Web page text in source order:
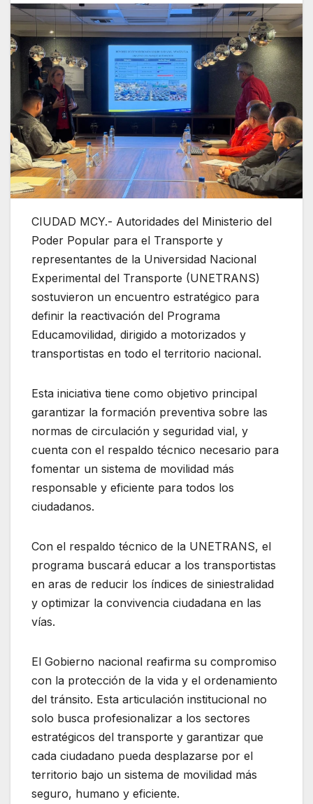
CIUDAD MCY.- Autoridades del Ministerio del
Poder Popular para el Transporte y
representantes de la Universidad Nacional
Experimental del Transporte (UNETRANS)
sostuvieron un encuentro estratégico para
definir la reactivación del Programa
Educamovilidad, dirigido a motorizados y
transportistas en todo el territorio nacional.
Esta iniciativa tiene como objetivo principal
garantizar la formación preventiva sobre las
normas de circulación y seguridad vial, y
cuenta con el respaldo técnico necesario para
fomentar un sistema de movilidad más
responsable y eficiente para todos los
ciudadanos.
Con el respaldo técnico de la UNETRANS, el
programa buscará educar a los transportistas
en aras de reducir los índices de siniestralidad
y optimizar la convivencia ciudadana en las
vías.
El Gobierno nacional reafirma su compromiso
con la protección de la vida y el ordenamiento
del tránsito. Esta articulación institucional no
solo busca profesionalizar a los sectores
estratégicos del transporte y garantizar que
cada ciudadano pueda desplazarse por el
territorio bajo un sistema de movilidad más
seguro, humano y eficiente.